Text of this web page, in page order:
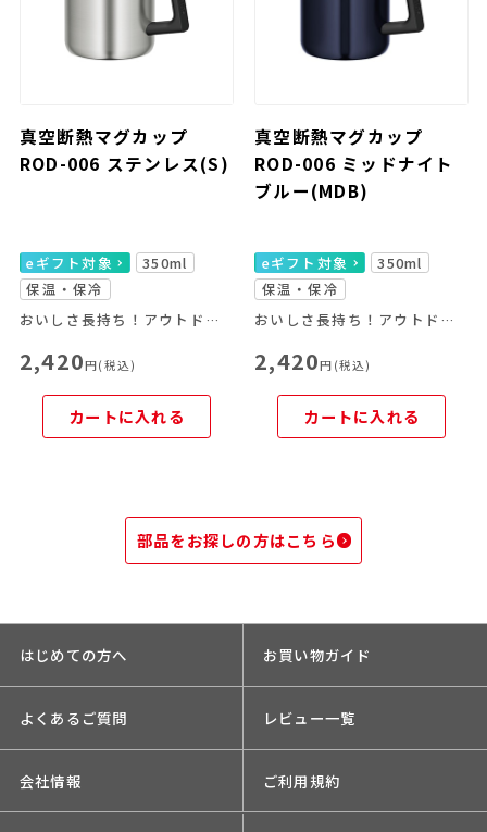
真空断熱マグカップ
ROD-006 ステンレス(S)
eギフト対象
350ml
保温・保冷
おいしさ長持ち！アウトドア仕様ステンレス製魔法びん構造のマグカップ
2,420円(税込)
カートに入れる
真空断熱マグカップ
ROD-006 ミッドナイト
ブルー(MDB)
eギフト対象
350ml
保温・保冷
おいしさ長持ち！アウトドア仕様ステンレス製魔法びん構造のマグカップ
2,420円(税込)
カートに入れる
部品をお探しの方はこちら
はじめての方へ お買い物ガイド
よくあるご質問 レビュー一覧
会社情報 ご利用規約